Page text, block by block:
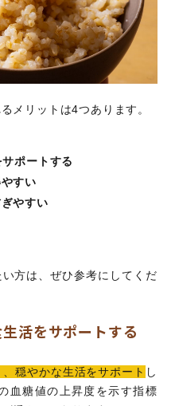
メリットは4つあります。
ポートする
すい
やすい
方は、ぜひ参考にしてくだ
活をサポートする
穏やかな生活をサポート し
血糖値の上昇度を示す指標